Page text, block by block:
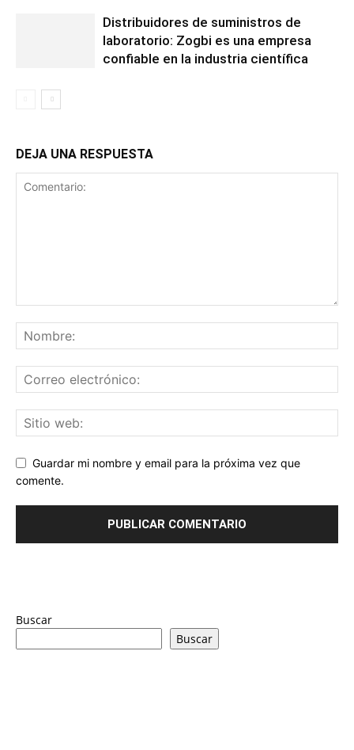
Distribuidores de suministros de
laboratorio: Zogbi es una empresa
confiable en la industria científica
DEJA UNA RESPUESTA
Guardar mi nombre y email para la próxima vez que
comente.
Buscar
Buscar